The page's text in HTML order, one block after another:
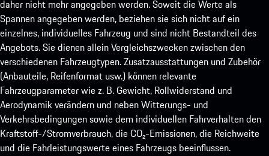
daher nicht mehr angegeben werden. Soweit die Werte als
Spannen angegeben werden, beziehen sie sich nicht auf ein
einzelnes, individuelles Fahrzeug und sind nicht Bestandteil des
Angebots. Sie dienen allein Vergleichszwecken zwischen den
verschiedenen Fahrzeugtypen. Zusatzausstattungen und Zubehör
(Anbauteile, Reifenformat usw.) können relevante
Fahrzeugparameter wie z. B. Gewicht, Rollwiderstand und
Aerodynamik verändern und neben Witterungs- und
Verkehrsbedingungen sowie dem individuellen Fahrverhalten den
Kraftstoff-/Stromverbrauch, die CO₂-Emissionen, die Reichweite
und die Fahrleistungswerte eines Fahrzeugs beeinflussen.